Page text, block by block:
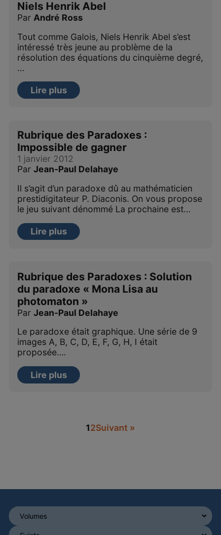
Niels Henrik Abel
Par André Ross
Tout comme Galois, Niels Henrik Abel s’est
intéressé très jeune au problème de la
résolution des équations du cinquième degré,
…
Lire plus
Rubrique des Paradoxes :
Impossible de gagner
1 janvier 2012
ParJean-Paul Delahaye
Il s’agit d’un paradoxe dû au mathématicien
prestidigitateur P. Diaconis. On vous propose
le jeu suivant dénommé La prochaine est…
Lire plus
Rubrique des Paradoxes : Solution
du paradoxe « Mona Lisa au
photomaton »
ParJean-Paul Delahaye
Le paradoxe était graphique. Une série de 9
images A, B, C, D, E, F, G, H, I était
proposée….
Lire plus
12Suivant »